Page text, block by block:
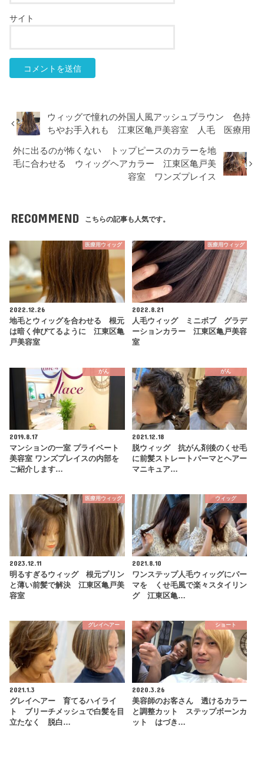
サイト
ウィッグで憧れの外国人風アッシュブラウン 色持
ちやお手入れも 江東区亀戸美容室 人毛 医療用
外に出るのが怖くない トップピースのカラーを地
毛に合わせる ウィッグヘアカラー 江東区亀戸美
容室 ワンズプレイス
RECOMMEND こちらの記事も人気です。
医療用ウィッグ
2022.12.26
地毛とウィッグを合わせる 根元
は暗く伸びてるように 江東区亀
戸美容室
医療用ウィッグ
2022.8.21
人毛ウィッグ ミニボブ グラデ
ーションカラー 江東区亀戸美容
室
がん
2019.8.17
マンションの一室 プライベート
美容室 ワンズプレイスの内部を
ご紹介します…
がん
2021.12.18
脱ウィッグ 抗がん剤後のくせ毛
に前髪ストレートパーマとヘアー
マニキュア…
医療用ウィッグ
2023.12.11
明るすぎるウィッグ 根元プリン
と薄い前髪で解決 江東区亀戸美
容室
ウィッグ
2021.8.10
ワンステップ人毛ウィッグにパー
マを くせ毛風で楽々スタイリン
グ 江東区亀…
グレイヘアー
2021.1.3
グレイヘアー 育てるハイライ
ト ブリーチメッシュで白髪を目
立たなく 脱白…
ショート
2020.3.26
美容師のお客さん 透けるカラー
と調整カット ステップボーンカ
ット はづき…